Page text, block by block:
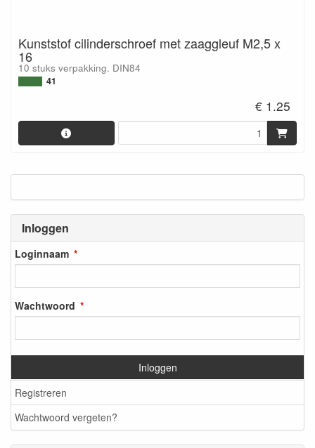
Inloggen
Loginnaam
Wachtwoord
Inloggen
Registreren
Wachtwoord vergeten?
Kunststof cilinderschroef met zaaggleuf M2,5 x
16
10 stuks verpakking. DIN84
41
€ 1.25